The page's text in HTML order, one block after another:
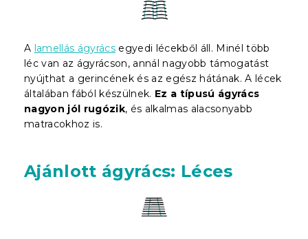
A lamellás ágyrács egyedi lécekből áll. Minél több
léc van az ágyrácson, annál nagyobb támogatást
nyújthat a gerincének és az egész hátának. A lécek
általában fából készülnek. Ez a típusú ágyrács
nagyon jól rugózik, és alkalmas alacsonyabb
matracokhoz is.
Ajánlott ágyrács: Léces